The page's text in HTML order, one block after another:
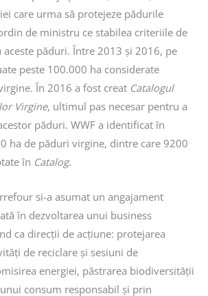
care urma să protejeze pădurile
de ministru ce stabilea criteriile de
păduri. Între 2013 și 2016, pe
peste 100.000 ha considerate
În 2016 a fost creat Catalogul
Virgine, ultimul pas necesar pentru a
păduri. WWF a identificat în
ha de păduri virgine, dintre care 9200
în Catalog.
si-a asumat un angajament
în dezvoltarea unui business
ca direcții de acțiune: protejarea
de reciclare și sesiuni de
energiei, păstrarea biodiversității
consum responsabil și prin